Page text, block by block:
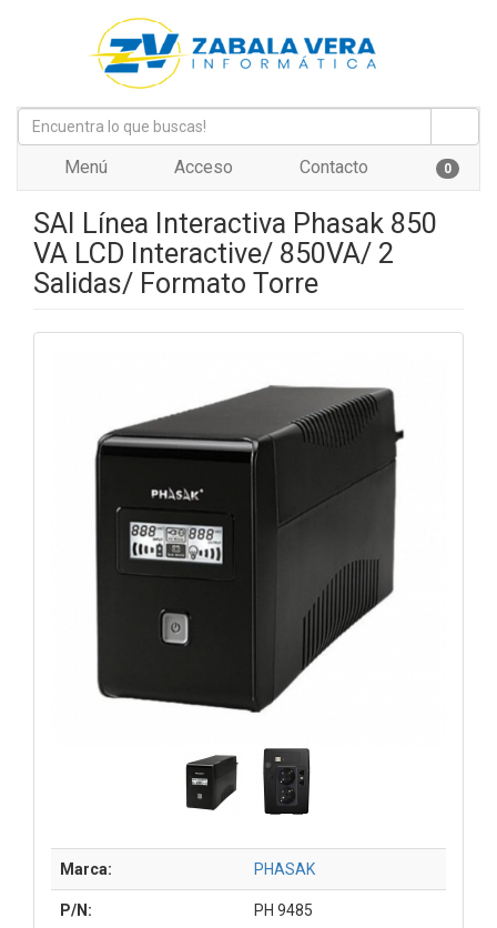
Menú Acceso Contacto 0
SAI Línea Interactiva Phasak 850
VA LCD Interactive/ 850VA/ 2
Salidas/ Formato Torre
Marca: PHASAK
P/N: PH 9485